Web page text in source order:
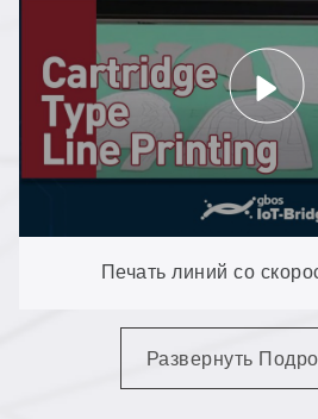
специально для
Печать линий со
Развернуть